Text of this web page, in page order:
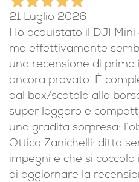
21 Luglio 2026
Ho acquistato il DJI
ma effettivamente
una recensione di primo
ancora provato. È
dal box/scatola alla
super leggero e
una gradita sorpresa:
Ottica Zanichelli: ditta
impegni e che si
di aggiornare la